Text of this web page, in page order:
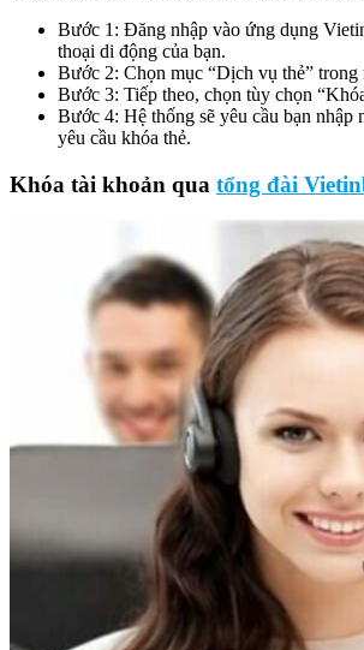
Bước 1: Đăng nhập vào ứng dụng
thoại di động của bạn.
Bước 2: Chọn mục “Dịch vụ thẻ” trong
Bước 3: Tiếp theo, chọn tùy chọn
Bước 4: Hệ thống sẽ yêu cầu bạn nhập
yêu cầu khóa thẻ.
Khóa tài khoản qua tổng đài